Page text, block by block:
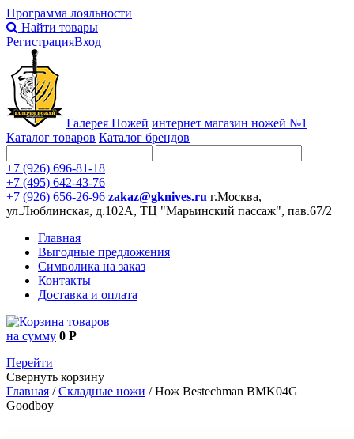
Программа лояльности
Найти товары
РегистрацияВход
Галерея Ножей интернет магазин ножей №1
Каталог товаров Каталог брендов
+7 (926) 696-81-18
+7 (495) 642-43-76
+7 (926) 656-26-96 zakaz@gknives.ru г.Москва,
ул.Люблинская, д.102А, ТЦ "Марьинский пассаж", пав.67/2
Главная
Выгодные предложения
Символика на заказ
Контакты
Доставка и оплата
товаров
на сумму 0 Р
Перейти
Свернуть корзину
Главная /Складные ножи /Нож Bestechman BMK04G
Goodboy